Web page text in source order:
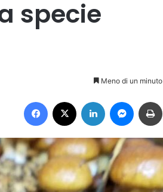
specie
Meno di un minuto